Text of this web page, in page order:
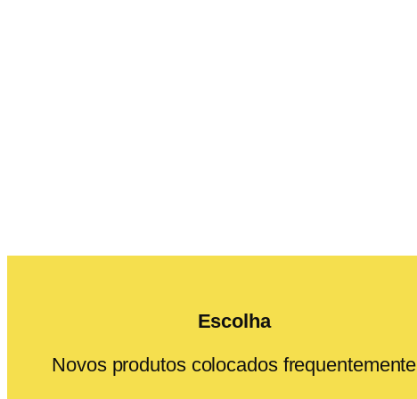
Escolha
Novos produtos colocados frequentemente